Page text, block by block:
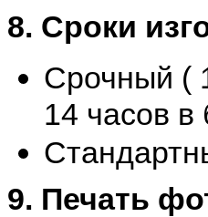
8. Сроки
Срочный (
14 часов в
9. Печать